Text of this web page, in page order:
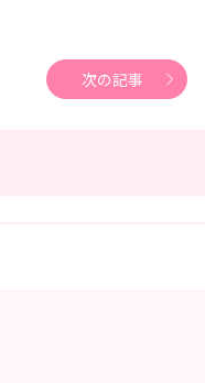
次の記事